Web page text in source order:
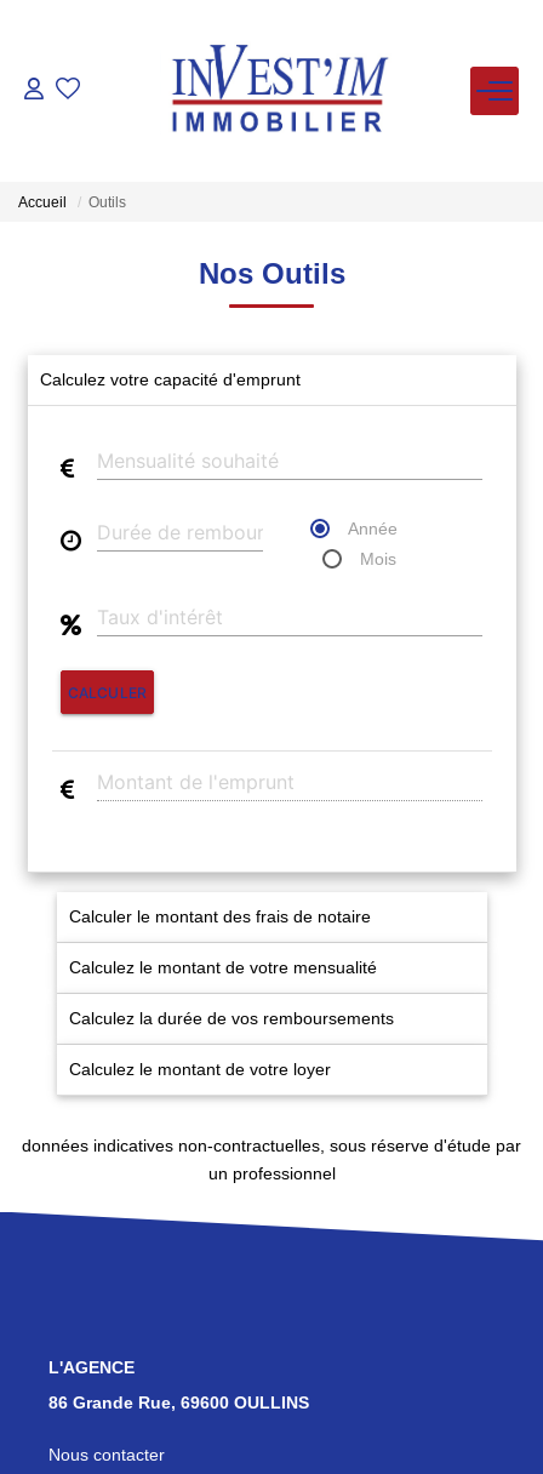
ACHETER
VENDUS
FAIRE GERER
NOS AGENCES
Les Agences
Accueil Outils
Nos Outils
Calculez votre capacité d'emprunt
Année
Mois
CALCULER
Calculer le montant des frais de notaire
Calculez le montant de votre mensualité
Calculez la durée de vos remboursements
Calculez le montant de votre loyer
données indicatives non-contractuelles, sous réserve d'étude par
un professionnel
L'AGENCE
86 Grande Rue, 69600 OULLINS
Nous contacter